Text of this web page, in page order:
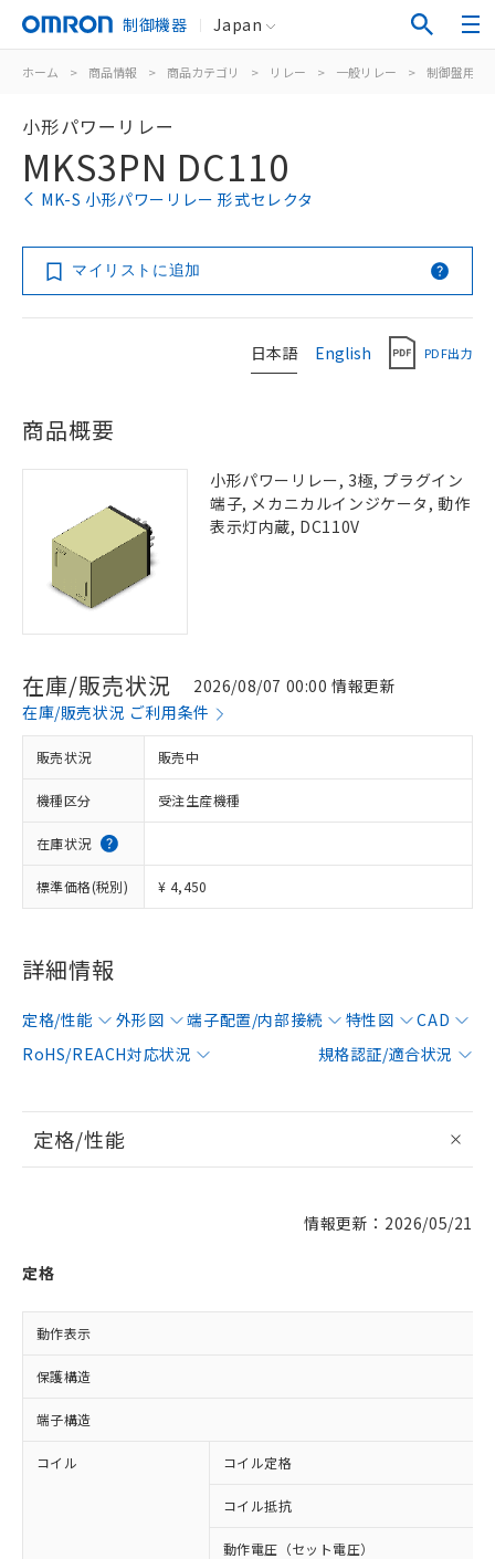
制御機器 Japan
ホーム > 商品情報 > 商品カテゴリ > リレー > 一般リレー > 制御盤用
小形パワーリレー
MKS3PN DC110
MK-S 小形パワーリレー 形式セレクタ
マイリストに追加
日本語 English PDF出力
商品概要
小形パワーリレー, 3極, プラグイン
端子, メカニカルインジケータ, 動作
表示灯内蔵, DC110V
在庫/販売状況
2026/08/07 00:00 情報更新
在庫/販売状況 ご利用条件
販売状況 販売中
機種区分 受注生産機種
在庫状況
標準価格(税別) ¥ 4,450
詳細情報
定格/性能 外形図 端子配置/内部接続 特性図
CAD
RoHS/REACH対応状況
規格認証/適合状況
定格/性能
情報更新：2026/05/21
定格
動作表示
保護構造
端子構造
コイル コイル定格
コイル抵抗
動作電圧（セット電圧）